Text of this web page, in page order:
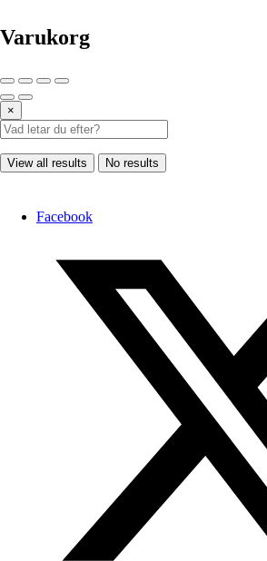
Varukorg
×
View all results No results
Facebook